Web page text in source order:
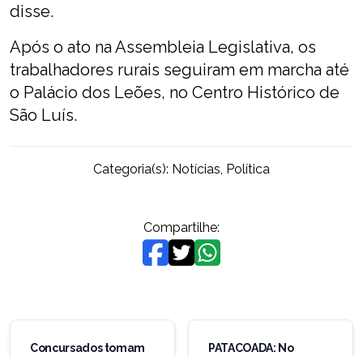
disse.
Após o ato na Assembleia Legislativa, os
trabalhadores rurais seguiram em marcha até
o Palácio dos Leões, no Centro Histórico de
São Luís.
Categoria(s): Notícias, Política
Compartilhe:
Navegação
Concursados tomam
PATACOADA: No